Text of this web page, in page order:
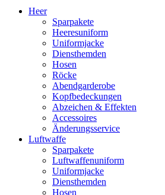
Heer
Sparpakete
Heeresuniform
Uniformjacke
Diensthemden
Hosen
Röcke
Abendgarderobe
Kopfbedeckungen
Abzeichen & Effekten
Accessoires
Änderungsservice
Luftwaffe
Sparpakete
Luftwaffenuniform
Uniformjacke
Diensthemden
Hosen